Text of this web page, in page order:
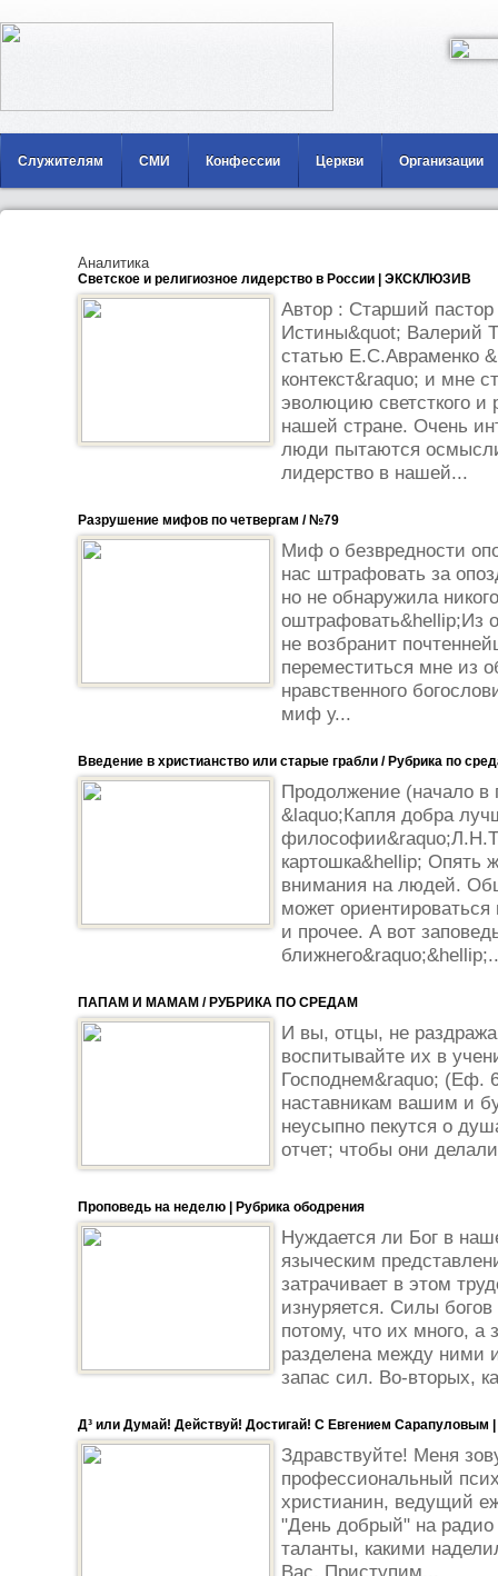
Служителям СМИ Конфессии Церкви Организации
Аналитика
Светское и религиозное лидерство в России | ЭКСКЛЮЗИВ
Автор : Старший
Истины&quot; Валерий
статью Е.С.Авраменко
контекст&raquo; и мне
эволюцию светсткого и
нашей стране. Очень
люди пытаются
лидерство в нашей...
Разрушение мифов по четвергам / №79
Миф о безвредности
нас штрафовать за
но не обнаружила
оштрафовать&hellip;Из
не возбранит
переместиться мне из
нравственного
миф у...
Введение в христианство или старые грабли / Рубрика по
Продолжение (начало
&laquo;Капля добра
картошка&hellip; Опять
внимания на людей.
может
и прочее. А вот
ПАПАМ И МАМАМ / РУБРИКА ПО СРЕДАМ
И вы, отцы, не
воспитывайте их в
Господнем&raquo; (Еф.
наставникам вашим и
неусыпно пекутся о
отчет; чтобы они
Проповедь на неделю | Рубрика ободрения
Нуждается ли Бог в
языческим
затрачивает в этом
изнуряется. Силы
потому, что их много, а
разделена между ними
запас сил. Во-вторых,
Д³ или Думай! Действуй! Достигай! С Евгением Сарапуловым
Здравствуйте! Меня
профессиональный
христианин, ведущий
"День добрый" на
таланты, какими
Вас. Приступим...